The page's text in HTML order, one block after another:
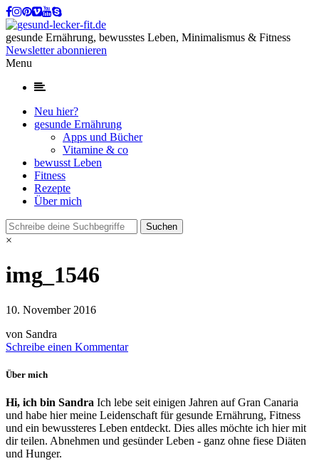
gesunde Ernährung, bewusstes Leben, Minimalismus & Fitness
Newsletter abonnieren
Menu
Neu hier?
gesunde Ernährung
Apps und Bücher
Vitamine & co
bewusst Leben
Fitness
Rezepte
Über mich
×
img_1546
10. November 2016
von Sandra
Schreibe einen Kommentar
Über mich
Hi, ich bin Sandra Ich lebe seit einigen Jahren auf Gran Canaria
und habe hier meine Leidenschaft für gesunde Ernährung, Fitness
und ein bewussteres Leben entdeckt. Dies alles möchte ich hier mit
dir teilen. Abnehmen und gesünder Leben - ganz ohne fiese Diäten
und Hunger.